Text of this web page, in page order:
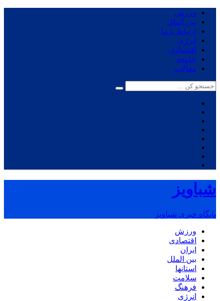
ورزش
بین الملل
ارتباط با ما
انرژی
اقتصادی
جامعه
مقالات
شباویز
پایگاه خبری شباویز
ورزش
اقتصادی
ایران
بین الملل
استانها
سلامت
فرهنگ
انرژی